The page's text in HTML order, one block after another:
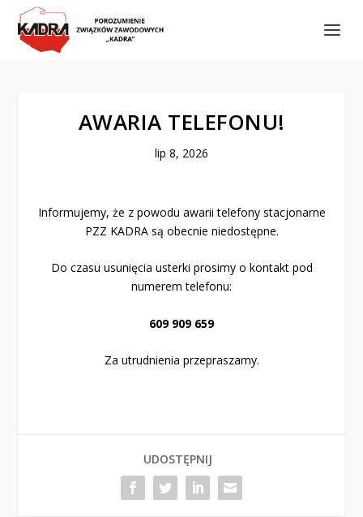
AWARIA TELEFONU!
lip 8, 2026
Informujemy, że z powodu awarii telefony stacjonarne
PZZ KADRA są obecnie niedostępne.
Do czasu usunięcia usterki prosimy o kontakt pod
numerem telefonu:
609 909 659
Za utrudnienia przepraszamy.
UDOSTĘPNIJ